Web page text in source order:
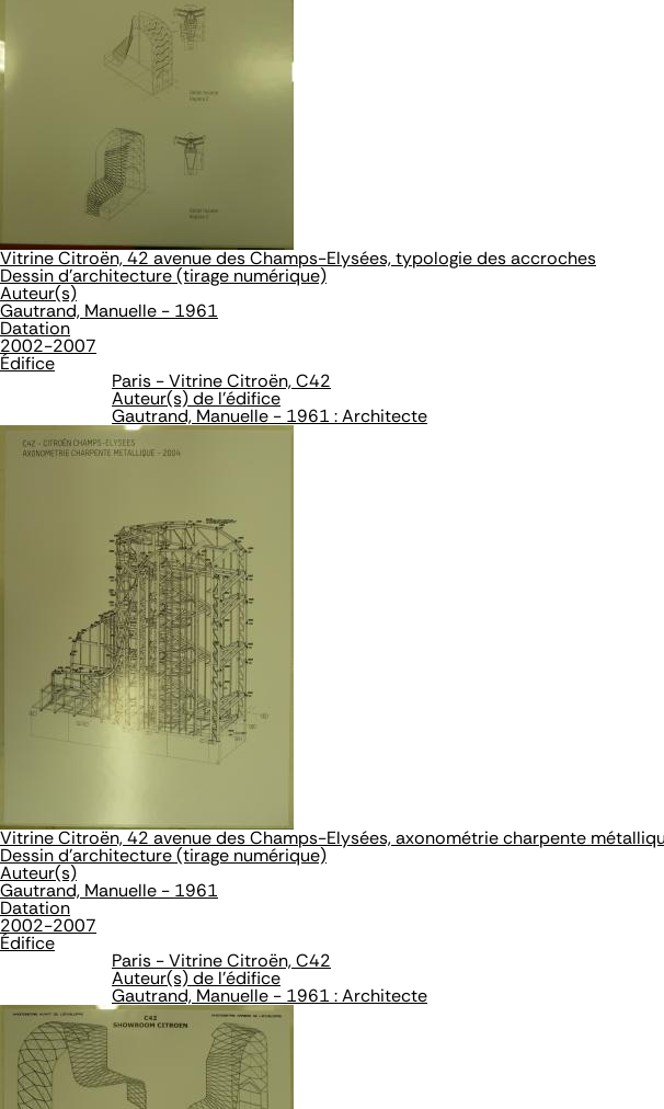
Vitrine Citroën, 42 avenue des Champs-Elysées, typologie des accroches
Dessin d'architecture (tirage numérique)
Auteur(s)
Gautrand, Manuelle - 1961
Datation
2002-2007
Édifice
Paris - Vitrine Citroën, C42
Auteur(s) de l'édifice
Gautrand, Manuelle - 1961 : Architecte
Vitrine Citroën, 42 avenue des Champs-Elysées, axonométrie charpente
Dessin d'architecture (tirage numérique)
Auteur(s)
Gautrand, Manuelle - 1961
Datation
2002-2007
Édifice
Paris - Vitrine Citroën, C42
Auteur(s) de l'édifice
Gautrand, Manuelle - 1961 : Architecte